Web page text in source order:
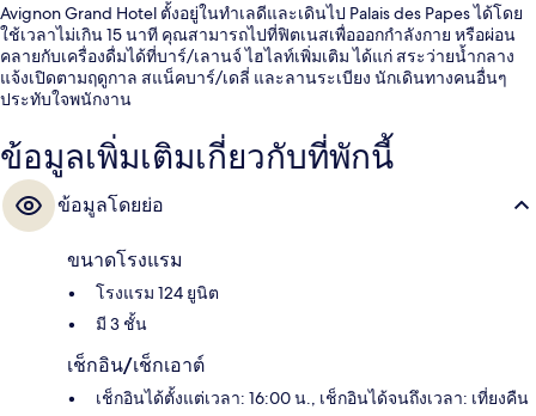
Avignon Grand Hotel ตั้งอยู่ในทำเลดีและเดินไป Palais des Papes ได้โดย
ใช้เวลาไม่เกิน 15 นาที คุณสามารถไปที่ฟิตเนสเพื่อออกกำลังกาย หรือผ่อน
คลายกับเครื่องดื่มได้ที่บาร์/เลานจ์ ไฮไลท์เพิ่มเติม ได้แก่ สระว่ายน้ำกลาง
แจ้งเปิดตามฤดูกาล สแน็คบาร์/เดลี่ และลานระเบียง นักเดินทางคนอื่นๆ
ประทับใจพนักงาน
ข้อมูลเพิ่มเติมเกี่ยวกับที่พักนี้
ข้อมูลโดยย่อ
ขนาดโรงแรม
โรงแรม 124 ยูนิต
มี 3 ชั้น
เช็กอิน/เช็กเอาต์
เช็กอินได้ตั้งแต่เวลา: 16:00 น., เช็กอินได้จนถึงเวลา: เที่ยงคืน